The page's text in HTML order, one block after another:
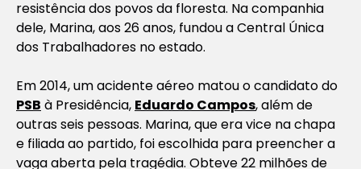
resistência dos povos da floresta. Na companhia
dele, Marina, aos 26 anos, fundou a Central Única
dos Trabalhadores no estado.
Em 2014, um acidente aéreo matou o candidato do
PSB à Presidência, Eduardo Campos, além de
outras seis pessoas. Marina, que era vice na chapa
e filiada ao partido, foi escolhida para preencher a
vaga aberta pela tragédia. Obteve 22 milhões de